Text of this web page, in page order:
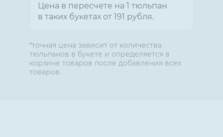
Цена в пересчете на 1 тюльпан
в таких букетах от 191 рубля.
*точная цена зависит от количества
тюльпанов в букете и определяется в
корзине товаров после добавления всех
товаров.